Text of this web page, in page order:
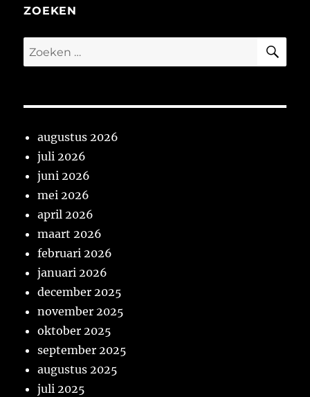
ZOEKEN
Zoeken
naar:
augustus 2026
juli 2026
juni 2026
mei 2026
april 2026
maart 2026
februari 2026
januari 2026
december 2025
november 2025
oktober 2025
september 2025
augustus 2025
juli 2025